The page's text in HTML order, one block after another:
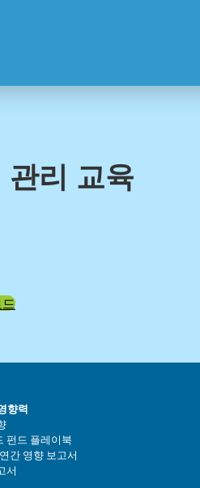
관리 교육
향력
펀드 플레이북
간 영향 보고서
서